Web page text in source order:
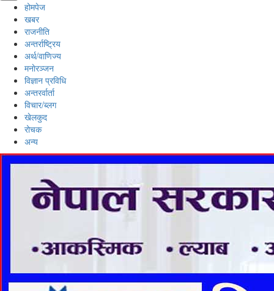
होमपेज
खबर
राजनीति
अन्तर्राष्ट्रिय
अर्थ/वाणिज्य
मनाेरञ्जन
विज्ञान प्रविधि
अन्तरर्वार्ता
विचार/ब्लग
खेलकुद
रोचक
अन्य